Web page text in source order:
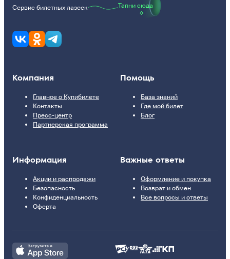
Сервис билетных лазеек Тапни сюда
Компания
Главное о Купибилете
Контакты
Пресс-центр
Партнерская программа
Помощь
База знаний
Где мой билет
Блог
Информация
Акции и распродажи
Безопасность
Конфиденциальность
Оферта
Важные ответы
Оформление и покупка
Возврат и обмен
Все вопросы и ответы